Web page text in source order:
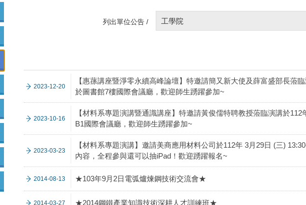
列出單位公告 / 工學院
2023-12-20
【惠蓀講座暨淨零永續高峰論壇】特邀請簡又新大使及薛富盛部長蒞
於圖書館7樓國際會議廳，歡迎師生踴躍參加~
2023-10-16
【材料系專題演講暨通識講座】特邀請黃俊儒特聘教授蒞臨演講於
B1國際會議廳，歡迎師生踴躍參加~
2023-03-23
【材料系專題演講】邀請美商應用材料公司於112年 3月29日 (三)
內容，全程參與還可以抽iPad！歡迎踴躍報名~
2014-08-13 ★103年9月2日電弧爐煉鋼技術交流會★
2014-03-27 ★2014鋼鐵產業知識技術深耕人才訓練班★